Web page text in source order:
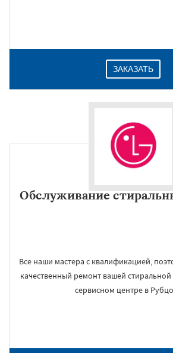
ЗАКАЗАТЬ
Обслуживание
Все наши мастера с квалификацией,
качественный ремонт вашей
сервисном центре в